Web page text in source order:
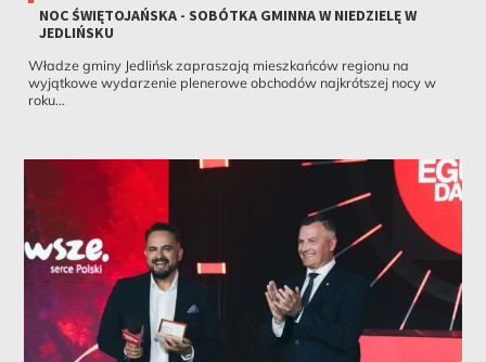
NOC ŚWIĘTOJAŃSKA - SOBÓTKA GMINNA W NIEDZIELĘ W
JEDLIŃSKU
Władze gminy Jedlińsk zapraszają mieszkańców regionu na
wyjątkowe wydarzenie plenerowe obchodów najkrótszej nocy w
roku...